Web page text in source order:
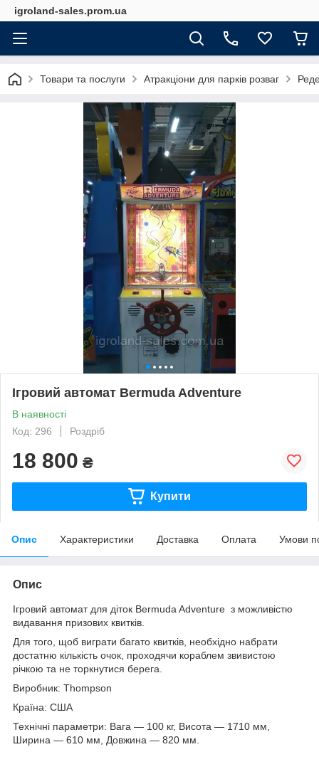
igroland-sales.prom.ua
Товари та послуги Атракціони для парків розваг
Ігровий автомат Bermuda Adventure
В наявності
Код: 296
Роздріб
18 800 ₴
Купити
Опис Характеристики Доставка Оплата Умови
Опис
Ігровий автомат для діток Bermuda Adventure з можливістю
видавання призових квитків.
Для того, щоб виграти багато квитків, необхідно набрати
достатню кількість очок, проходячи кораблем звивистою
річкою та не торкнутися берега.
Виробник: Thompson
Країна: США
Технічні параметри: Вага — 100 кг, Висота — 1710 мм,
Ширина — 610 мм, Довжина — 820 мм.